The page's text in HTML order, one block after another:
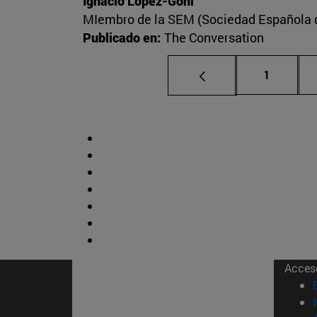
MIembro de la SEM (Sociedad
Publicado en: The Conversation
Página
1